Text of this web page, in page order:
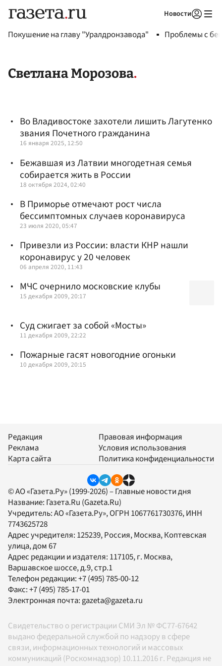
Новости
Покушение на главу "Уралдронзавода" Проблемы с
Светлана Морозова
Во Владивостоке захотели лишить Лагутенко
звания Почетного гражданина
16 января 2025, 12:50
Бежавшая из Латвии многодетная семья
собирается жить в России
18 октября 2024, 02:40
В Приморье отмечают рост числа
бессимптомных случаев коронавируса
23 июля 2020, 05:47
Привезли из России: власти КНР нашли
коронавирус у 20 человек
06 апреля 2020, 11:43
МЧС очернило московские клубы
15 декабря 2009, 20:17
Суд сжигает за собой «Мосты»
11 декабря 2009, 22:22
Пожарные гасят новогодние огоньки
10 декабря 2009, 20:15
Редакция
Реклама
Карта сайта
Правовая информация
Условия использования
Политика конфиденциальности
© АО «Газета.Ру» (1999-2026) – Главные новости дня
Название: Газета.Ru (Gazeta.Ru)
Учредитель:АО «Газета.Ру», ОГРН 1067761730376, ИНН
7743625728
Адрес учредителя: 125239, Россия, Москва, Коптевская
улица, дом 67
Адрес редакции и издателя: 117105, г. Москва,
Варшавское шоссе, д.9, стр.1
Телефон редакции:+7 (495) 785-00-12
Факс:+7 (495) 785-17-01
Электронная почта:gazeta@gazeta.ru
Свидетельство о регистрации СМИ Эл № ФС77-67642
выдано федеральной службой по надзору в сфере
связи, информационных технологий и массовых
коммуникаций (Роскомнадзор) 10.11.2016 г. Редакция не